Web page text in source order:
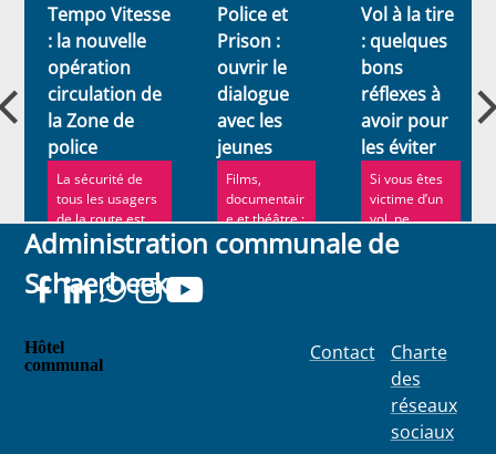
Tempo Vitesse
: la nouvelle
opération
circulation de
la Zone de
police
La sécurité de
tous les usagers
de la route est
une des priorités
de l...
Police et
Prison :
ouvrir le
dialogue
avec les
jeunes
Films,
documentair
e et théâtre :
le
Programme
Vol à la tire
: quelques
bons
réflexes à
avoir pour
les éviter
Si vous êtes
victime d’un
vol, ne
paniquez
pas.
Administration communale de
Schaerbeek
Hôtel
communal
Contact
Charte
des
réseaux
sociaux